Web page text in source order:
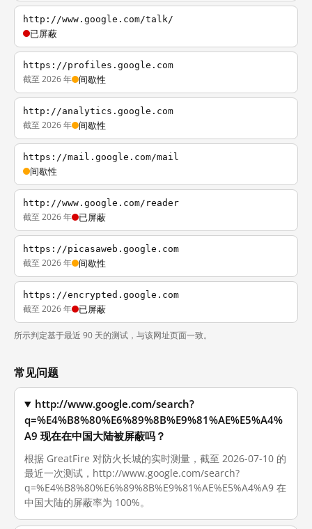
http://www.google.com/talk/
已屏蔽
https://profiles.google.com
截至 2026 年 间歇性
http://analytics.google.com
截至 2026 年 间歇性
https://mail.google.com/mail
间歇性
http://www.google.com/reader
截至 2026 年 已屏蔽
https://picasaweb.google.com
截至 2026 年 间歇性
https://encrypted.google.com
截至 2026 年 已屏蔽
所示判定基于最近 90 天的测试，与该网址页面一致。
常见问题
http://www.google.com/search?
q=%E4%B8%80%E6%89%8B%E9%81%AE%E5%A4%
A9 现在在中国大陆被屏蔽吗？
根据 GreatFire 对防火长城的实时测量，截至 2026-07-10 的
最近一次测试，http://www.google.com/search?
q=%E4%B8%80%E6%89%8B%E9%81%AE%E5%A4%A9 在
中国大陆的屏蔽率为 100%。